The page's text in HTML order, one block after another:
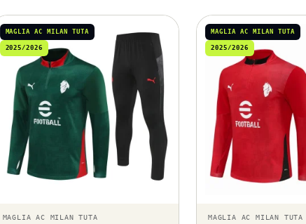
MAGLIA AC MILAN TUTA
2025/2026
MAGLIA AC MILAN TUTA
MAGLIA AC MILAN TUTA
2025/2026
MAGLIA AC MILAN TUTA